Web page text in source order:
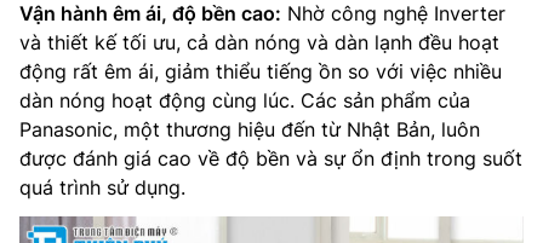
Vận hành êm ái, độ bền cao: Nhờ công nghệ Inverter
và thiết kế tối ưu, cả dàn nóng và dàn lạnh đều hoạt
động rất êm ái, giảm thiểu tiếng ồn so với việc nhiều
dàn nóng hoạt động cùng lúc. Các sản phẩm của
Panasonic, một thương hiệu đến từ Nhật Bản, luôn
được đánh giá cao về độ bền và sự ổn định trong suốt
quá trình sử dụng.